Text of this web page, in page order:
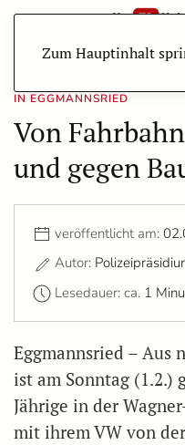
Zum Hauptinhalt
IN EGGMANNSRIED
Von
und gegen
veröffentlicht am:
Autor:
Lesedauer: ca. 1
Eggmannsried – Aus
ist am Sonntag (1.2.)
Jährige in der
mit ihrem VW von